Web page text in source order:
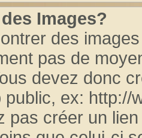
Images?
des
pas de
devez donc
ex: http://
pas créer un